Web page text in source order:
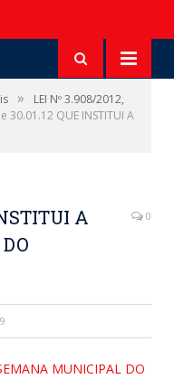
»
LEI Nº 3.908/2012,
30.01.12 QUE INSTITUI A
A
0
MUNICIPAL DO